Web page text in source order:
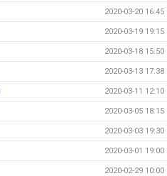
2020-03-20 16:45
2020-03-19 19:15
2020-03-18 15:50
2020-03-13 17:38
2020-03-11 12:10
2020-03-05 18:15
2020-03-03 19:30
2020-03-01 19:00
2020-02-29 10:00